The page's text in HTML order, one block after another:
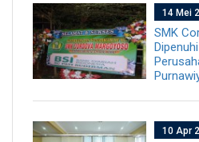
14 Mei
SMK
10 Apr